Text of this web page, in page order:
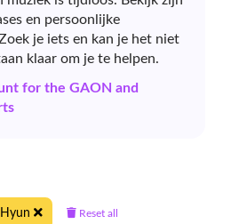
en persoonlijke
je iets en kan je het niet
klaar om je te helpen.
for the GAON and
Reset all